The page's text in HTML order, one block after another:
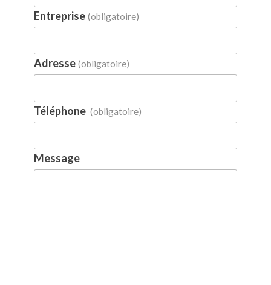
Entreprise (obligatoire)
Adresse (obligatoire)
Téléphone (obligatoire)
Message